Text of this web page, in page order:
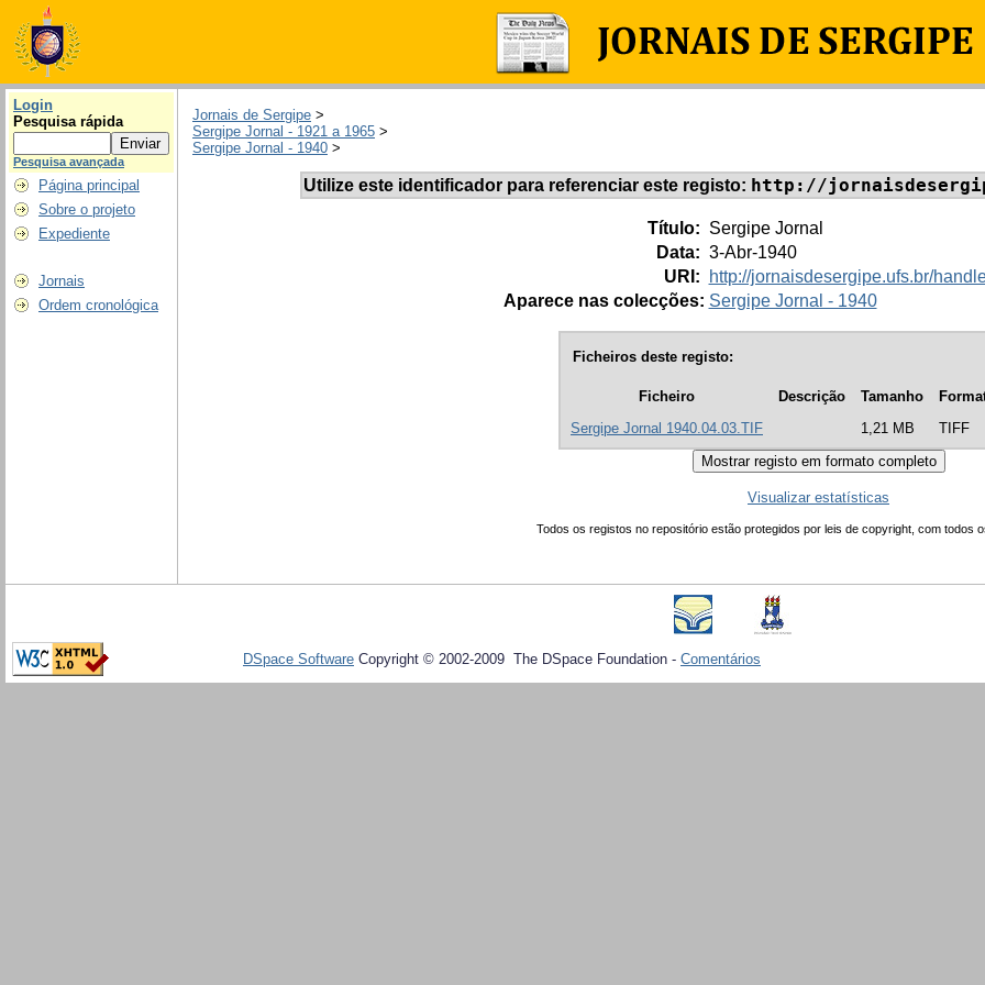
Login
Pesquisa rápida
Pesquisa avançada
Página principal
Sobre o projeto
Expediente
Jornais
Ordem cronológica
Jornais de Sergipe >
Sergipe Jornal - 1921 a 1965 >
Sergipe Jornal - 1940 >
Utilize este identificador para referenciar este registo: http://
Título: Sergipe Jornal
Data: 3-Abr-1940
URI:
http://jornaisdesergipe.ufs.br/
Aparece nas colecções: Sergipe Jornal - 1940
Ficheiros deste registo:
Ficheiro Descrição Tamanho
Sergipe Jornal 1940.04.03.TIF
1,21 MB TIFF
Visualizar estatísticas
Todos os registos no repositório estão protegidos por leis de copyright, com todos
DSpace Software Copyright © 2002-2009 The DSpace Foundation - Comentários